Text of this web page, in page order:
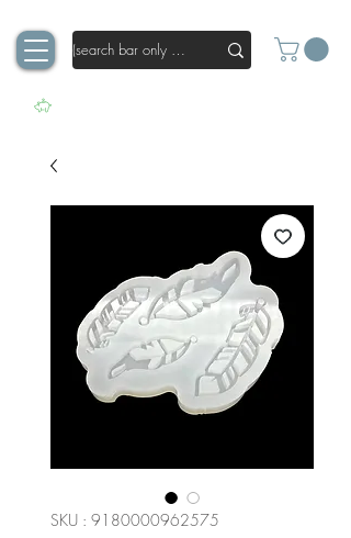
SKU : 9180000962575